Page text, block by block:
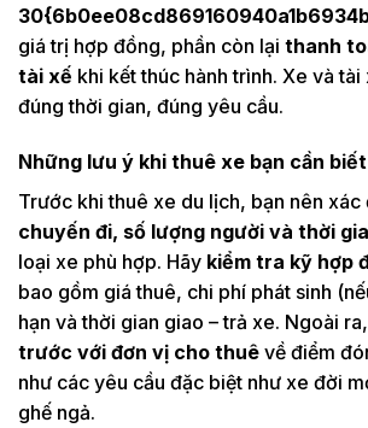
giá trị hợp đồng, phần còn lại thanh
tài xế khi kết thúc hành trình. Xe và
đúng thời gian, đúng yêu cầu.
Những lưu ý khi thuê xe bạn cần biết
Trước khi thuê xe du lịch, bạn nên xác
chuyến đi, số lượng người và thời
loại xe phù hợp. Hãy kiểm tra kỹ hợp
bao gồm giá thuê, chi phí phát sinh
hạn và thời gian giao – trả xe. Ngoài
trước với đơn vị cho thuê về điểm
như các yêu cầu đặc biệt như xe đời
ghế ngả.